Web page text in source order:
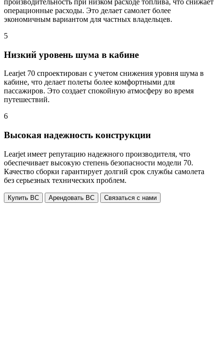
производительность при низком расходе топлива, что снижает
операционные расходы. Это делает самолет более
экономичным вариантом для частных владельцев.
5
Низкий уровень шума в кабине
Learjet 70 спроектирован с учетом снижения уровня шума в
кабине, что делает полеты более комфортными для
пассажиров. Это создает спокойную атмосферу во время
путешествий.
6
Высокая надежность конструкции
Learjet имеет репутацию надежного производителя, что
обеспечивает высокую степень безопасности модели 70.
Качество сборки гарантирует долгий срок службы самолета
без серьезных технических проблем.
Купить ВС Арендовать ВС Связаться с нами